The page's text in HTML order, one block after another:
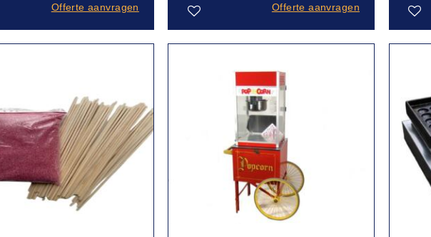
Offerte aanvragen Offerte aanvragen